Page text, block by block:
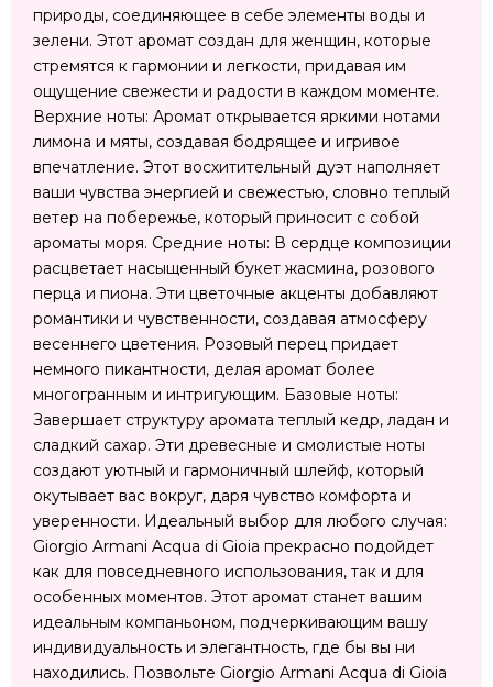
природы, соединяющее в себе элементы воды и
зелени. Этот аромат создан для женщин, которые
стремятся к гармонии и легкости, придавая им
ощущение свежести и радости в каждом моменте.
Верхние ноты: Аромат открывается яркими нотами
лимона и мяты, создавая бодрящее и игривое
впечатление. Этот восхитительный дуэт наполняет
ваши чувства энергией и свежестью, словно теплый
ветер на побережье, который приносит с собой
ароматы моря. Средние ноты: В сердце композиции
расцветает насыщенный букет жасмина, розового
перца и пиона. Эти цветочные акценты добавляют
романтики и чувственности, создавая атмосферу
весеннего цветения. Розовый перец придает
немного пикантности, делая аромат более
многогранным и интригующим. Базовые ноты:
Завершает структуру аромата теплый кедр, ладан и
сладкий сахар. Эти древесные и смолистые ноты
создают уютный и гармоничный шлейф, который
окутывает вас вокруг, даря чувство комфорта и
уверенности. Идеальный выбор для любого случая:
Giorgio Armani Acqua di Gioia прекрасно подойдет
как для повседневного использования, так и для
особенных моментов. Этот аромат станет вашим
идеальным компаньоном, подчеркивающим вашу
индивидуальность и элегантность, где бы вы ни
находились. Позвольте Giorgio Armani Acqua di Gioia